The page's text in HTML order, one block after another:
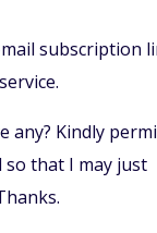
subscription
any? Kindly
so that I may just